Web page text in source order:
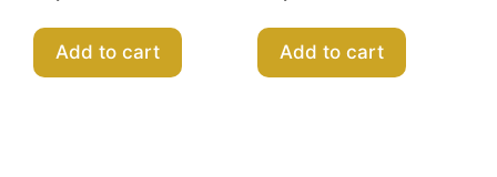
Add to cart Add to cart